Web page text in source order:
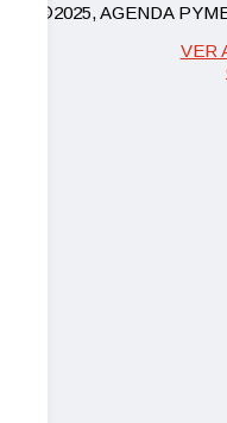
©2025, AGENDA
VER